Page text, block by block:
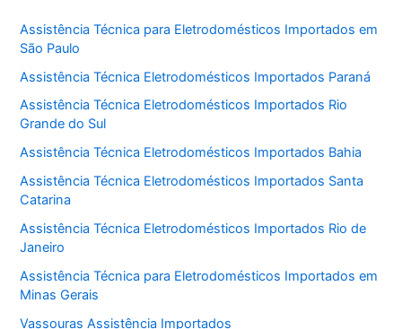
Assistência Técnica para Eletrodomésticos Importados em
São Paulo
Assistência Técnica Eletrodomésticos Importados Paraná
Assistência Técnica Eletrodomésticos Importados Rio
Grande do Sul
Assistência Técnica Eletrodomésticos Importados Bahia
Assistência Técnica Eletrodomésticos Importados Santa
Catarina
Assistência Técnica Eletrodomésticos Importados Rio de
Janeiro
Assistência Técnica para Eletrodomésticos Importados em
Minas Gerais
Vassouras Assistência Importados